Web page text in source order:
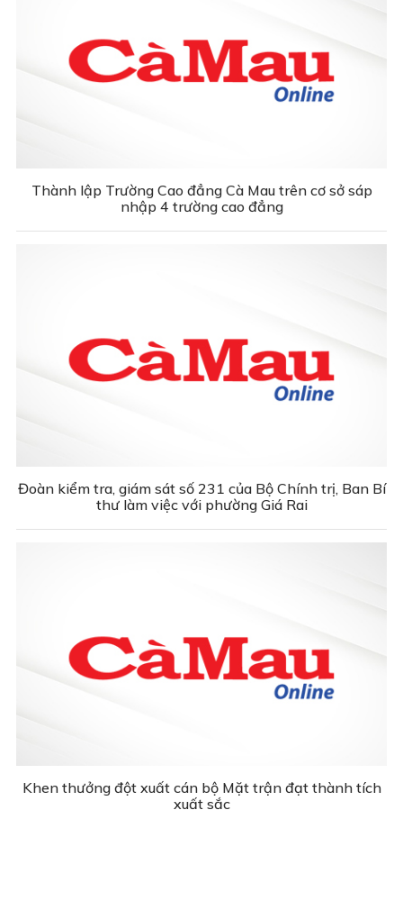
Thành lập Trường Cao đẳng Cà Mau trên cơ sở sáp
nhập 4 trường cao đẳng
Đoàn kiểm tra, giám sát số 231 của Bộ Chính trị, Ban Bí
thư làm việc với phường Giá Rai
Khen thưởng đột xuất cán bộ Mặt trận đạt thành tích
xuất sắc